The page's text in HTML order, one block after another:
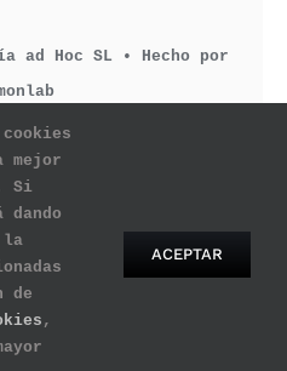
ad Hoc SL • Hecho por
mejor
Si
dando
la
de
,
ACEPTAR